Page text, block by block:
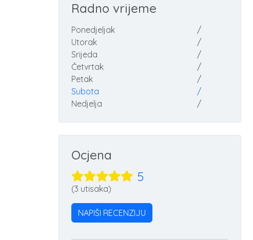
Radno vrijeme
Ponedjeljak
/
Utorak
/
Srijeda
/
Četvrtak
/
Petak
/
Subota
/
Nedjelja
/
Ocjena
5
(3 utisaka)
NAPIŠI RECENZIJU